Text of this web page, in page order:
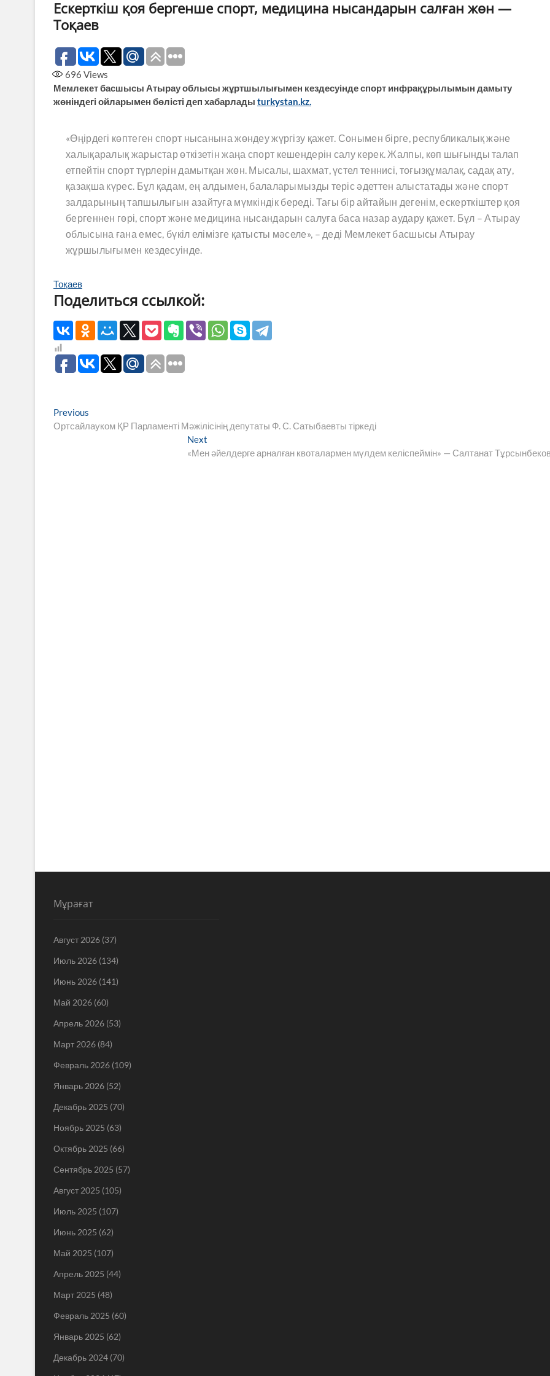
Ескерткіш қоя бергенше спорт, медицина нысандарын салған жөн —
Тоқаев
696 Views
Мемлекет басшысы Атырау облысы жұртшылығымен кездесуінде спорт инфрақұрылымын дамыту
жөніндегі ойларымен бөлісті деп хабарлады turkystan.kz.
«Өңірдегі көптеген спорт нысанына жөндеу жүргізу қажет. Сонымен бірге, республикалық және
халықаралық жарыстар өткізетін жаңа спорт кешендерін салу керек. Жалпы, көп шығынды талап
етпейтін спорт түрлерін дамытқан жөн. Мысалы, шахмат, үстел теннисі, тоғызқұмалақ, садақ ату,
қазақша күрес. Бұл қадам, ең алдымен, балаларымызды теріс әдеттен алыстатады және спорт
залдарының тапшылығын азайтуға мүмкіндік береді. Тағы бір айтайын дегенім, ескерткіштер қоя
бергеннен гөрі, спорт және медицина нысандарын салуға баса назар аудару қажет. Бұл – Атырау
облысына ғана емес, бүкіл елімізге қатысты мәселе», – деді Мемлекет басшысы Атырау
жұршылығымен кездесуінде.
Тоқаев
Поделиться ссылкой:
Навигация
по
Previous
post:
Ортсайлауком ҚР Парламенті Мәжілісінің депутаты Ф. С. Сатыбаевты тіркеді
Next
post:
«Мен әйелдерге арналған квоталармен мүлдем келіспеймін» — Салтанат
Мұрағат
Август 2026 (37)
Июль 2026 (134)
Июнь 2026 (141)
Май 2026 (60)
Апрель 2026 (53)
Март 2026 (84)
Февраль 2026 (109)
Январь 2026 (52)
Декабрь 2025 (70)
Ноябрь 2025 (63)
Октябрь 2025 (66)
Сентябрь 2025 (57)
Август 2025 (105)
Июль 2025 (107)
Июнь 2025 (62)
Май 2025 (107)
Апрель 2025 (44)
Март 2025 (48)
Февраль 2025 (60)
Январь 2025 (62)
Декабрь 2024 (70)